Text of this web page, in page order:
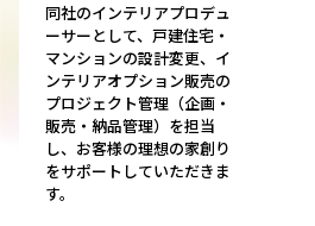
同社のインテリアプロデュ
ーサーとして、戸建住宅・
マンションの設計変更、イ
ンテリアオプション販売の
プロジェクト管理（企画・
販売・納品管理）を担当
し、お客様の理想の家創り
をサポートしていただきま
す。